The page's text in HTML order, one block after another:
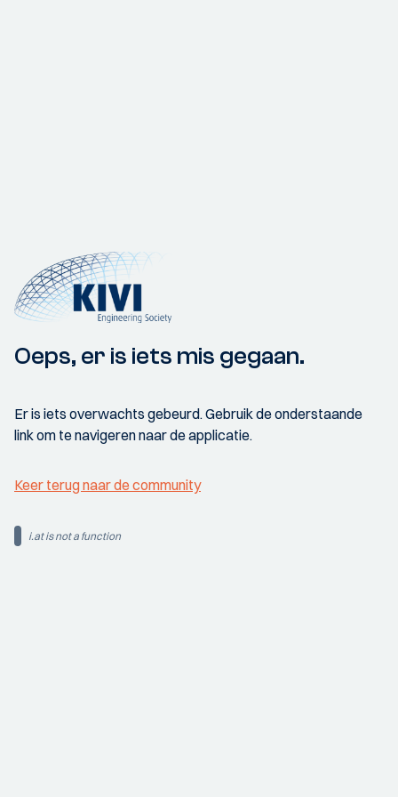
Oeps, er is iets mis gegaan.
Er is iets overwachts gebeurd. Gebruik de onderstaande
link om te navigeren naar de applicatie.
Keer terug naar de community
i.at is not a function